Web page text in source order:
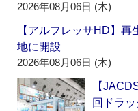
2026年08月06日 (木)
【アルフレッサHD】
地に開設
2026年08月06日 (木)
【
回ドラ